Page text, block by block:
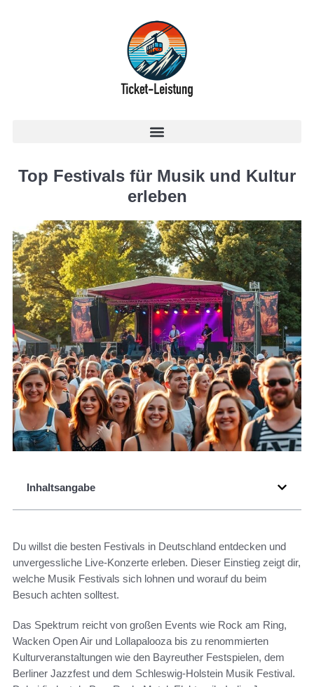
Top Festivals für Musik und Kultur
erleben
Inhaltsangabe
Du willst die besten Festivals in Deutschland entdecken und
unvergessliche Live-Konzerte erleben. Dieser Einstieg zeigt dir,
welche Musik Festivals sich lohnen und worauf du beim
Besuch achten solltest.
Das Spektrum reicht von großen Events wie Rock am Ring,
Wacken Open Air und Lollapalooza bis zu renommierten
Kulturveranstaltungen wie den Bayreuther Festspielen, dem
Berliner Jazzfest und dem Schleswig-Holstein Musik Festival.